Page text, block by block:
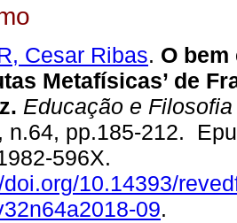
Cesar Ribas. O bem
Metafísicas’ de
Educação e Filosofia
n.64, pp.185-212.
596X.
10.14393/
09.